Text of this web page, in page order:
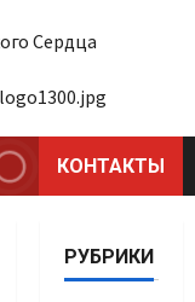
КОНТАКТЫ
РУБРИКИ